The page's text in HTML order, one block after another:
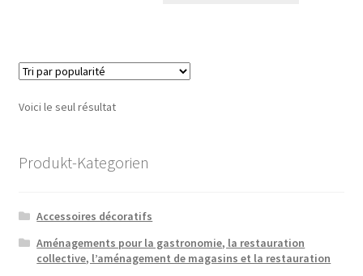
Voici le seul résultat
Produkt-Kategorien
Accessoires décoratifs
Aménagements pour la gastronomie, la restauration
collective, l’aménagement de magasins et la restauration